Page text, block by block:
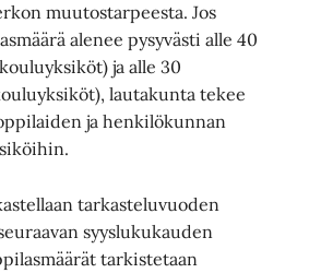
muutostarpeesta. Jos
alenee pysyvästi alle 40
ja alle 30
lautakunta tekee
ja henkilökunnan
tarkasteluvuoden
syyslukukauden
tarkistetaan